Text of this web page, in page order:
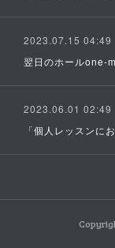
2023.07.15 04:49
翌日のホールone-
2023.06.01 02:49
「個人レッスンに